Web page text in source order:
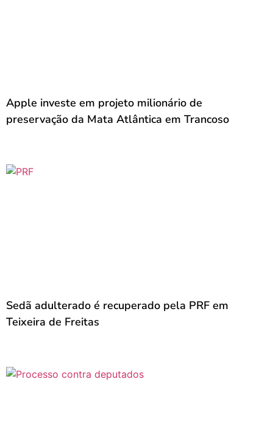
Apple investe em projeto milionário de
preservação da Mata Atlântica em Trancoso
Sedã adulterado é recuperado pela PRF em
Teixeira de Freitas